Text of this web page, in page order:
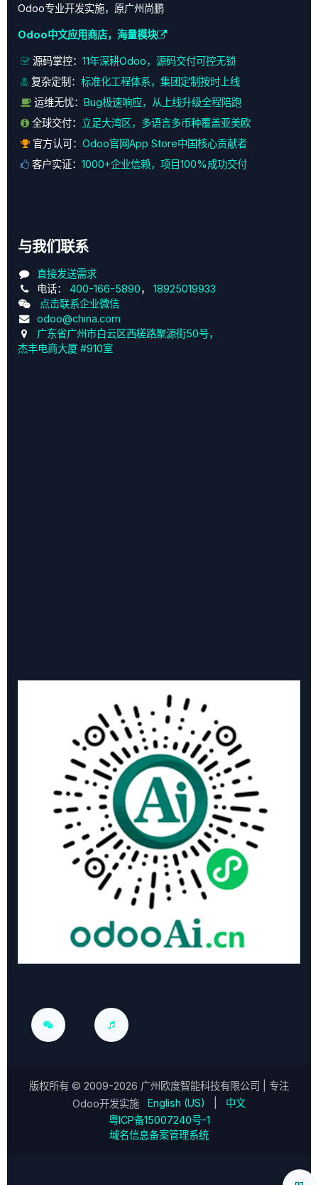
Odoo专业开发实施，原广州尚鹏
Odoo中文应用商店，海量模块
源码掌控： 11年深耕Odoo，源码交付可控无锁
复杂定制： 标准化工程体系，集团定制按时上线
运维无忧：
Bug极速响应，从上线升级全程陪跑
全球交付： 立足大湾区，多语言多币种覆盖亚美欧
官方认可： Odoo官网App Store中国核心贡献者
客户实证： 1000+企业信赖，项目100%成功交付
与我们联系
直接发送需求
电话： 400-166-5890， 18925019933
点击联系企业微信
odoo@china.com
广东省广州市白云区西槎路聚源街50号，
杰丰电商大厦 #910室
版权所有 © 2009-2026 广州欧度智能科技有限公司
| 专注
Odoo开发实施
English (US)
中文
粤ICP备15007240号-1
域名信息备案管理系统